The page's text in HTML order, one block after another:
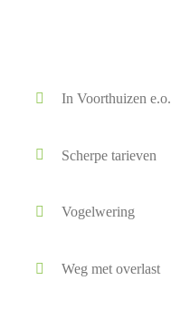
In Voorthuizen e.o.
Scherpe tarieven
Vogelwering
Weg met overlast